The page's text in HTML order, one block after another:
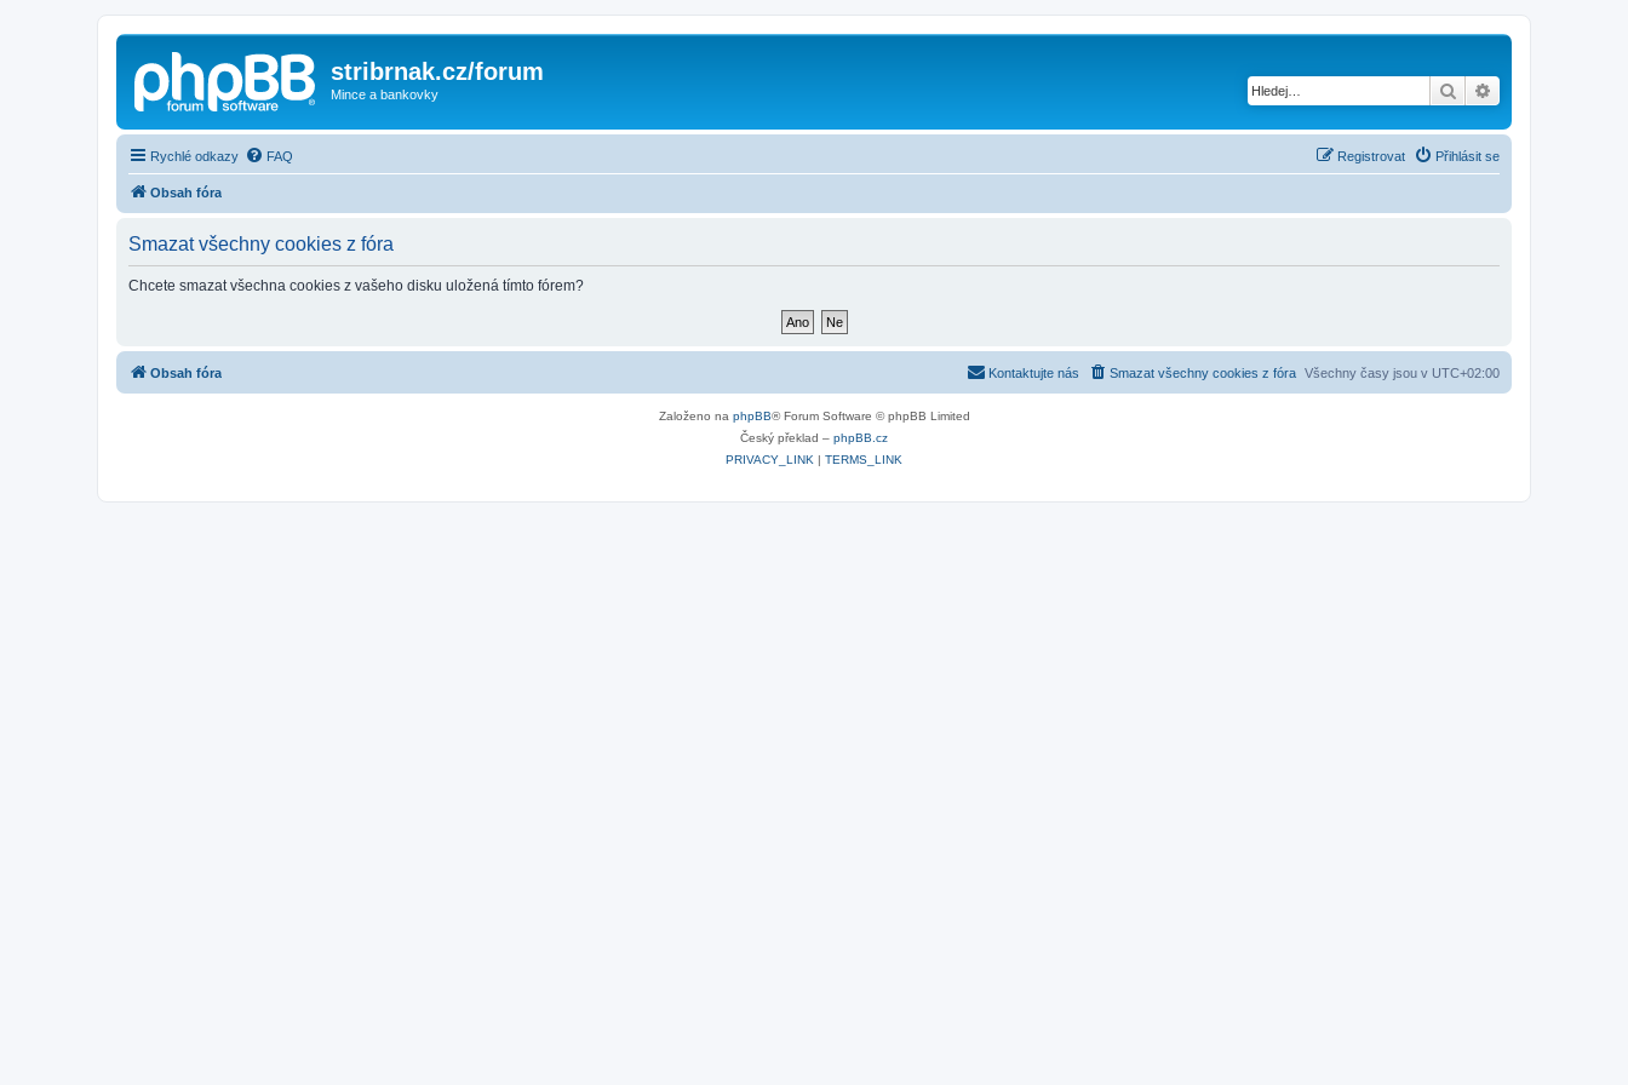
stribrnak.cz/forum
Mince a bankovky Hledat
Rychlé odkazy FAQ Přihlásit se
Registrovat
Obsah fóra
Smazat všechny cookies z fóra
Chcete smazat všechna cookies z vašeho disku uložená tímto fórem?
Obsah fóra Všechny časy jsou v UTC+02:00
Smazat všechny cookies z fóra
Kontaktujte nás
Založeno na phpBB® Forum Software © phpBB Limited
Český překlad – phpBB.cz
PRIVACY_LINK | TERMS_LINK